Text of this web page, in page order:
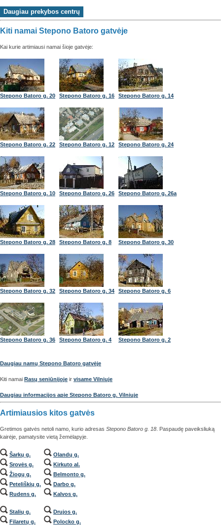
Kiti namai Stepono Batoro gatvėje
Kai kurie artimiausi namai šioje gatvėje:
Stepono Batoro g. 20 Stepono Batoro g. 16 Stepono Batoro g. 14
Stepono Batoro g. 22 Stepono Batoro g. 12 Stepono Batoro g. 24
Stepono Batoro g. 10 Stepono Batoro g. 26 Stepono Batoro g. 26a
Stepono Batoro g. 28 Stepono Batoro g. 8 Stepono Batoro g. 30
Stepono Batoro g. 32 Stepono Batoro g. 34 Stepono Batoro g. 6
Stepono Batoro g. 36 Stepono Batoro g. 4 Stepono Batoro g. 2
Daugiau namų Stepono Batoro gatvėje
Kiti namai Rasų seniūnijoje ir visame Vilniuje
Daugiau informacijos apie Stepono Batoro g. Vilniuje
Artimiausios kitos gatvės
Gretimos gatvės netoli namo, kurio adresas Stepono Batoro g. 18 . Paspaudę paveiksliuką
kairėje, pamatysite vietą žemėlapyje.
Šarkų g.
Srovės g.
Žiogų g.
Peteliškių g.
Rudens g.
Stalių g.
Filaretų g.
Olandų g.
Kirkuto al.
Belmonto g.
Darbo g.
Kalvos g.
Drujos g.
Polocko g.